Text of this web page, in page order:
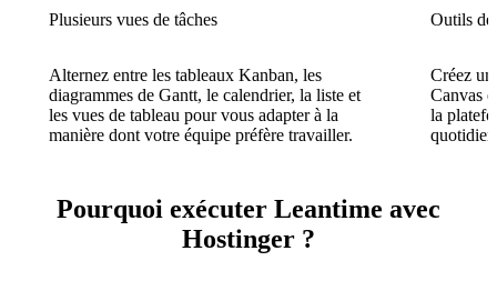
Plusieurs vues de tâches
Alternez entre les tableaux Kanban, les
diagrammes de Gantt, le calendrier, la liste et
les vues de tableau pour vous adapter à la
manière dont votre équipe préfère travailler.
Outils
Créez
Canvas
la
Pourquoi exécuter Leantime avec
Hostinger ?